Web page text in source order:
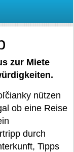
zur Miete
nützen
ob eine Reise
durch
Tipps